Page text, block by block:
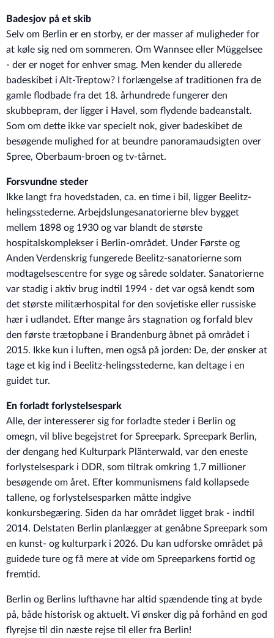
Badesjov på et skib
Selv om Berlin er en storby, er der masser af muligheder for
at køle sig ned om sommeren. Om Wannsee eller Müggelsee
- der er noget for enhver smag. Men kender du allerede
badeskibet i Alt-Treptow? I forlængelse af traditionen fra de
gamle flodbade fra det 18. århundrede fungerer den
skubbepram, der ligger i Havel, som flydende badeanstalt.
Som om dette ikke var specielt nok, giver badeskibet de
besøgende mulighed for at beundre panoramaudsigten over
Spree, Oberbaum-broen og tv-tårnet.
Forsvundne steder
Ikke langt fra hovedstaden, ca. en time i bil, ligger Beelitz-
helingsstederne. Arbejdslungesanatorierne blev bygget
mellem 1898 og 1930 og var blandt de største
hospitalskomplekser i Berlin-området. Under Første og
Anden Verdenskrig fungerede Beelitz-sanatorierne som
modtagelsescentre for syge og sårede soldater. Sanatorierne
var stadig i aktiv brug indtil 1994 - det var også kendt som
det største militærhospital for den sovjetiske eller russiske
hær i udlandet. Efter mange års stagnation og forfald blev
den første trætopbane i Brandenburg åbnet på området i
2015. Ikke kun i luften, men også på jorden: De, der ønsker at
tage et kig ind i Beelitz-helingsstederne, kan deltage i en
guidet tur.
En forladt forlystelsespark
Alle, der interesserer sig for forladte steder i Berlin og
omegn, vil blive begejstret for Spreepark. Spreepark Berlin,
der dengang hed Kulturpark Plänterwald, var den eneste
forlystelsespark i DDR, som tiltrak omkring 1,7 millioner
besøgende om året. Efter kommunismens fald kollapsede
tallene, og forlystelsesparken måtte indgive
konkursbegæring. Siden da har området ligget brak - indtil
2014. Delstaten Berlin planlægger at genåbne Spreepark som
en kunst- og kulturpark i 2026. Du kan udforske området på
guidede ture og få mere at vide om Spreeparkens fortid og
fremtid.
Berlin og Berlins lufthavne har altid spændende ting at byde
på, både historisk og aktuelt. Vi ønsker dig på forhånd en god
flyrejse til din næste rejse til eller fra Berlin!